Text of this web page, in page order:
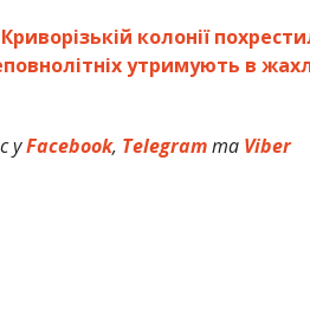
колонії
утримують в
уFacebook, Telegramта Viber